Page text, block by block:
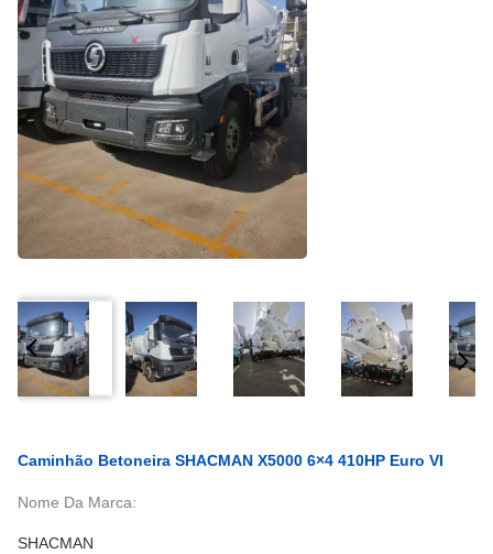
Caminhão Betoneira SHACMAN X5000 6×4 410HP Euro VI
Nome Da Marca:
SHACMAN